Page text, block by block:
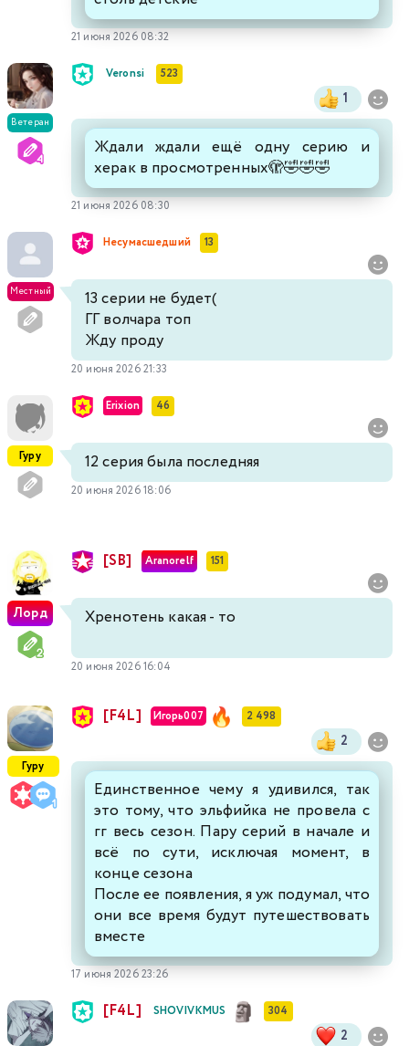
21 июня 2026 08:32
Ветеран
Veronsi 523
1
Ждали ждали ещё одну серию и
херак в просмотренных🫣🤣🤣🤣
21 июня 2026 08:30
Местный
Несумасшедший 13
13 серии не будет(
ГГ волчара топ
Жду проду
20 июня 2026 21:33
Гуру
Erixion 46
12 серия была последняя
20 июня 2026 18:06
Лорд
[SB] Aranorelf 151
Хренотень какая - то
20 июня 2026 16:04
Гуру
[F4L] Игорь007 2 498
2
Единственное чему я удивился, так
это тому, что эльфийка не провела с
гг весь сезон. Пару серий в начале и
всё по сути, исключая момент, в
конце сезона
После ее появления, я уж подумал, что
они все время будут путешествовать
вместе
17 июня 2026 23:26
[F4L] SHOVIVKMUS 304
2